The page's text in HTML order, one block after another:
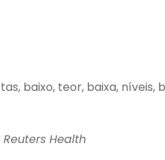
baixo, teor, baixa,
Health